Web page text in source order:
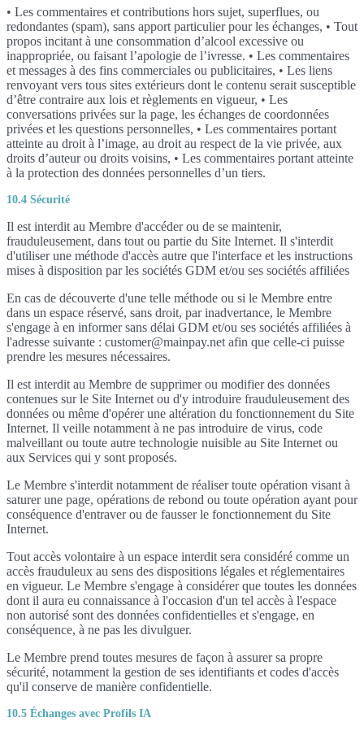
• Les commentaires et contributions hors sujet, superflues, ou
redondantes (spam), sans apport particulier pour les échanges, • Tout
propos incitant à une consommation d’alcool excessive ou
inappropriée, ou faisant l’apologie de l’ivresse. • Les commentaires
et messages à des fins commerciales ou publicitaires, • Les liens
renvoyant vers tous sites extérieurs dont le contenu serait susceptible
d’être contraire aux lois et règlements en vigueur, • Les
conversations privées sur la page, les échanges de coordonnées
privées et les questions personnelles, • Les commentaires portant
atteinte au droit à l’image, au droit au respect de la vie privée, aux
droits d’auteur ou droits voisins, • Les commentaires portant atteinte
à la protection des données personnelles d’un tiers.
10.4 Sécurité
Il est interdit au Membre d'accéder ou de se maintenir,
frauduleusement, dans tout ou partie du Site Internet. Il s'interdit
d'utiliser une méthode d'accès autre que l'interface et les instructions
mises à disposition par les sociétés GDM et/ou ses sociétés affiliées
En cas de découverte d'une telle méthode ou si le Membre entre
dans un espace réservé, sans droit, par inadvertance, le Membre
s'engage à en informer sans délai GDM et/ou ses sociétés affiliées à
l'adresse suivante : customer@mainpay.net afin que celle-ci puisse
prendre les mesures nécessaires.
Il est interdit au Membre de supprimer ou modifier des données
contenues sur le Site Internet ou d'y introduire frauduleusement des
données ou même d'opérer une altération du fonctionnement du Site
Internet. Il veille notamment à ne pas introduire de virus, code
malveillant ou toute autre technologie nuisible au Site Internet ou
aux Services qui y sont proposés.
Le Membre s'interdit notamment de réaliser toute opération visant à
saturer une page, opérations de rebond ou toute opération ayant pour
conséquence d'entraver ou de fausser le fonctionnement du Site
Internet.
Tout accès volontaire à un espace interdit sera considéré comme un
accès frauduleux au sens des dispositions légales et réglementaires
en vigueur. Le Membre s'engage à considérer que toutes les données
dont il aura eu connaissance à l'occasion d'un tel accès à l'espace
non autorisé sont des données confidentielles et s'engage, en
conséquence, à ne pas les divulguer.
Le Membre prend toutes mesures de façon à assurer sa propre
sécurité, notamment la gestion de ses identifiants et codes d'accès
qu'il conserve de manière confidentielle.
10.5 Échanges avec Profils IA